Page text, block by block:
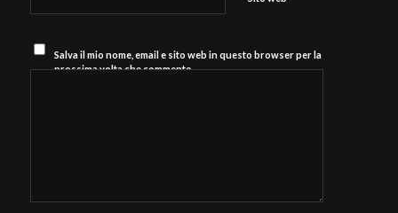
Salva il mio nome, email e sito web in questo browser per la
prossima volta che commento.